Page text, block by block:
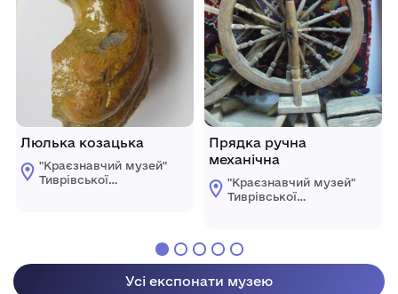
Люлька козацька
"Краєзнавчий музей"
Тиврівської
Прядка ручна
механічна
"Краєзнавчий музей"
Тиврівської
Усі експонати музею